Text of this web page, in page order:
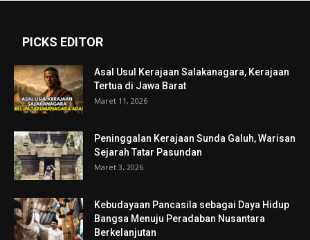
PICKS EDITOR
Asal Usul Kerajaan Salakanagara, Kerajaan
Tertua di Jawa Barat
Maret 11, 2026
Peninggalan Kerajaan Sunda Galuh, Warisan
Sejarah Tatar Pasundan
Maret 3, 2026
Kebudayaan Pancasila sebagai Daya Hidup
Bangsa Menuju Peradaban Nusantara
Berkelanjutan